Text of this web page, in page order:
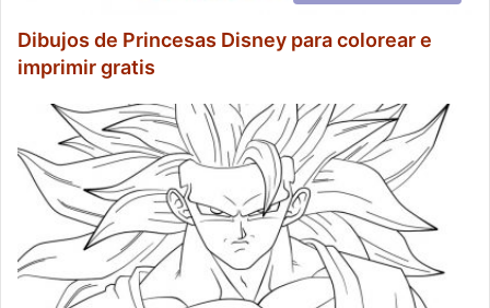
Dibujos de Princesas Disney para colorear e
imprimir gratis